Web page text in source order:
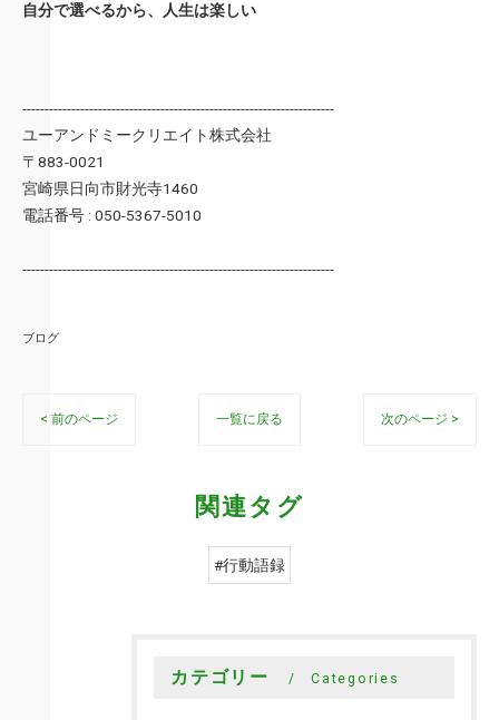
自分で選べるから、人生は楽しい
----------------------------------------------------------------------
ユーアンドミークリエイト株式会社
〒883-0021
宮崎県日向市財光寺1460
電話番号 : 050-5367-5010
----------------------------------------------------------------------
ブログ
< 前のページ 一覧に戻る 次のページ >
関連タグ
#行動語録
カテゴリー Categories